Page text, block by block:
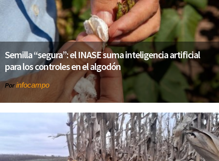
Semilla “segura”: el INASE suma inteligencia artificial
para los controles en el algodón
Por infocampo